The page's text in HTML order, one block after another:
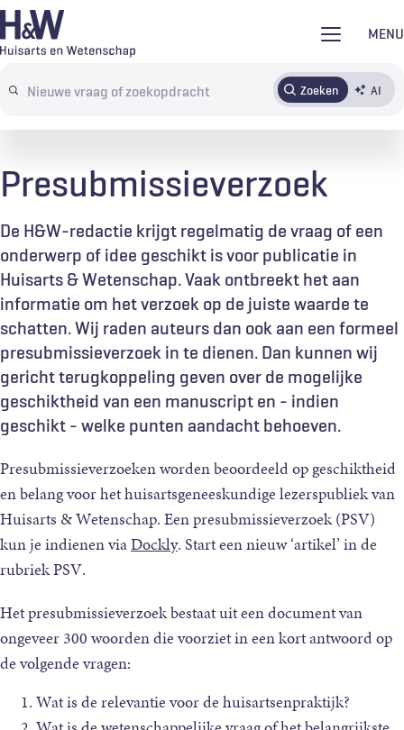
Overslaan
en
de
MENU
Search
terms
Zoeken AI
AbonnerenTijdschrift Inloggen
Presubmissieverzoek
De H&W-redactie krijgt regelmatig de vraag of een
onderwerp of idee geschikt is voor publicatie in
Huisarts & Wetenschap. Vaak ontbreekt het aan
informatie om het verzoek op de juiste waarde te
schatten. Wij raden auteurs dan ook aan een formeel
presubmissieverzoek in te dienen. Dan kunnen wij
gericht terugkoppeling geven over de mogelijke
geschiktheid van een manuscript en - indien
geschikt - welke punten aandacht behoeven.
Presubmissieverzoeken worden beoordeeld op geschiktheid
en belang voor het huisartsgeneeskundige lezerspubliek van
Huisarts & Wetenschap.Een presubmissieverzoek (PSV)
kun je indienen viaDockly. Start een nieuw ‘artikel’ in de
rubriek PSV.
Het presubmissieverzoek bestaat uit een document van
ongeveer 300 woorden die voorziet in een kort antwoord op
de volgende vragen:
Wat is de relevantie voor de huisartsenpraktijk?